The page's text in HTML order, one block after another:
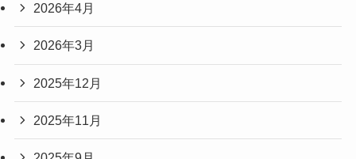
2026年4月
2026年3月
2025年12月
2025年11月